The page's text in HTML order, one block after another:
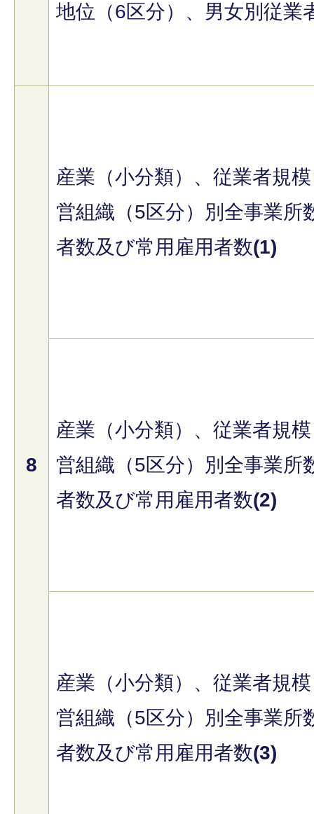
地位（6区分）、男女別従業
8
産業（小分類）、従業者規
営組織（5区分）別全事業所
者数及び常用雇用者数(1)
産業（小分類）、従業者規
営組織（5区分）別全事業所
者数及び常用雇用者数(2)
産業（小分類）、従業者規
営組織（5区分）別全事業所
者数及び常用雇用者数(3)